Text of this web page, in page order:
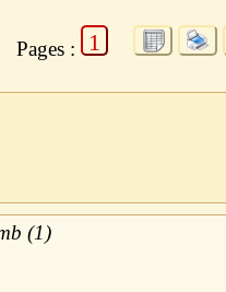
Pages : 1
(1)